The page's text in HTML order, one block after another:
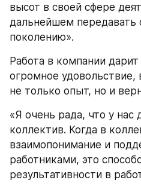
высот в своей сфере
дальнейшем передавать
поколению».
Работа в компании
огромное удовольствие,
не только опыт, но и
«Я очень рада, что у
коллектив. Когда в
взаимопонимание и
работниками, это
результативности в